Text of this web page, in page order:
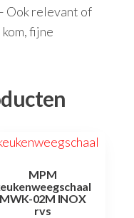
Ook relevant of
fijne
MPM
MWK-02M INOX
rvs